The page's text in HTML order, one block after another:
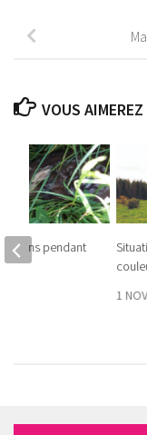
VOUS
1
faons pendant